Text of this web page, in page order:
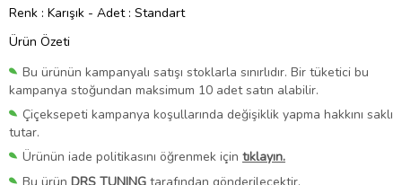
Renk : Karışık - Adet : Standart
Ürün Özeti
Bu ürünün kampanyalı satışı stoklarla sınırlıdır. Bir tüketici bu
kampanya stoğundan maksimum 10 adet satın alabilir.
Çiçeksepeti kampanya koşullarında değişiklik yapma hakkını saklı
tutar.
Ürünün iade politikasını öğrenmek için tıklayın.